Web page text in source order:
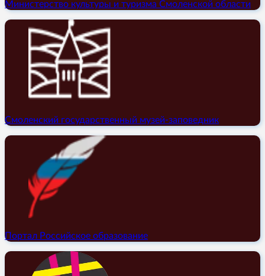
Министерство культуры и туризма Смоленской области
Смоленский государственный музей-заповедник
Портал Российское образование